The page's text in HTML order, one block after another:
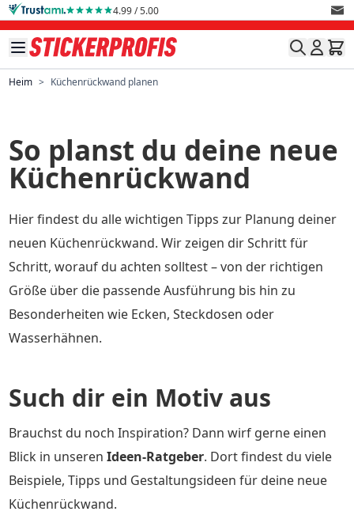
Direkt zum Inhalt 4.99 / 5.00
Heim > Küchenrückwand planen
So planst du deine neue
Küchenrückwand
Hier findest du alle wichtigen Tipps zur Planung deiner
neuen Küchenrückwand. Wir zeigen dir Schritt für
Schritt, worauf du achten solltest – von der richtigen
Größe über die passende Ausführung bis hin zu
Besonderheiten wie Ecken, Steckdosen oder
Wasserhähnen.
Such dir ein Motiv aus
Brauchst du noch Inspiration? Dann wirf gerne einen
Blick in unserenIdeen-Ratgeber. Dort findest du viele
Beispiele, Tipps und Gestaltungsideen für deine neue
Küchenrückwand.